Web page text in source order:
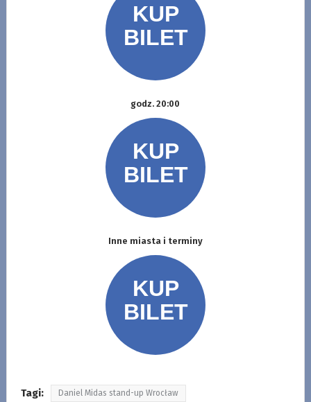
godz. 20:00
Inne miasta i terminy
Tagi: Daniel Midas stand-up Wrocław